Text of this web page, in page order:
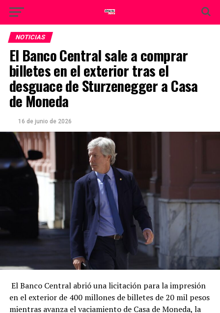
NOTICIAS
El Banco Central sale a comprar
billetes en el exterior tras el
desguace de Sturzenegger a Casa
de Moneda
16 de junio de 2026
El Banco Central abrió una licitación para la impresión
en el exterior de 400 millones de billetes de 20 mil pesos
mientras avanza el vaciamiento de Casa de Moneda, la